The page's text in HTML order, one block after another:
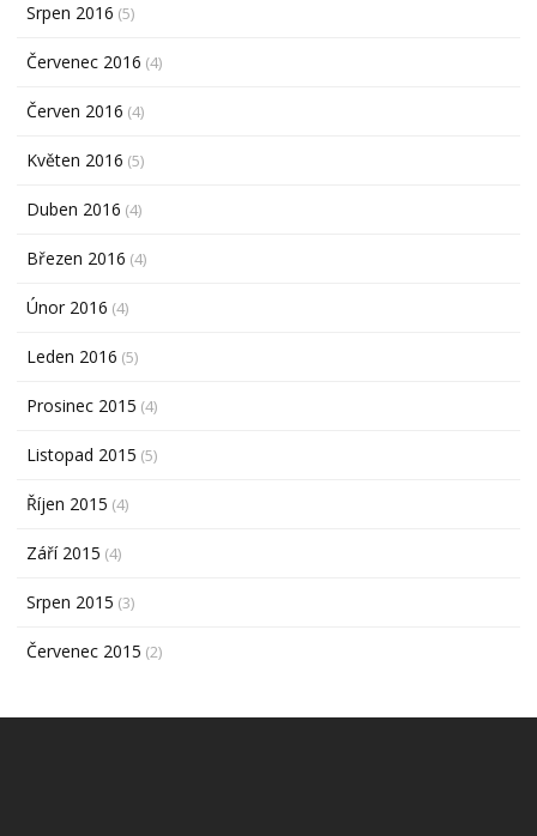
Srpen 2016 (5)
Červenec 2016 (4)
Červen 2016 (4)
Květen 2016 (5)
Duben 2016 (4)
Březen 2016 (4)
Únor 2016 (4)
Leden 2016 (5)
Prosinec 2015 (4)
Listopad 2015 (5)
Říjen 2015 (4)
Září 2015 (4)
Srpen 2015 (3)
Červenec 2015 (2)